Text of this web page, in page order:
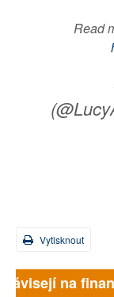
Read
Vytisknout
na